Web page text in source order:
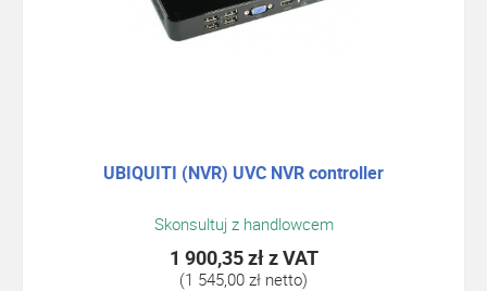
UBIQUITI (NVR) UVC NVR controller
Skonsultuj z handlowcem
1 900,35 złz VAT
(1 545,00 zł netto)